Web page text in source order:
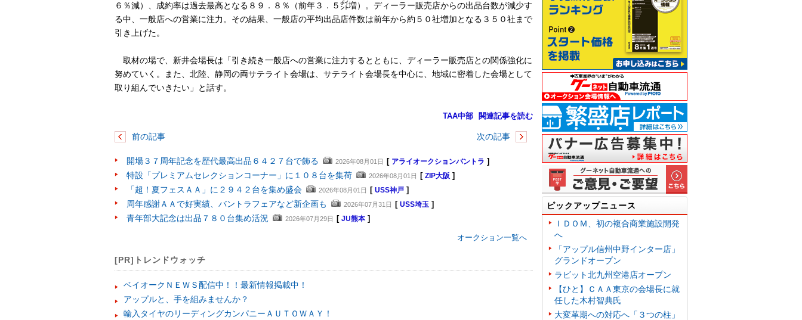
６％減）、成約率は過去最高となる８９．８％（前年３．５㌽増）。ディーラー販売店からの出品台数が減少す
る中、一般店への営業に注力。その結果、一般店の平均出品店件数は前年から約５０社増加となる３５０社まで
引き上げた。
取材の場で、新井会場長は「引き続き一般店への営業に注力するとともに、ディーラー販売店との関係強化に
努めていく。また、北陸、静岡の両サテライト会場は、サテライト会場長を中心に、地域に密着した会場として
取り組んでいきたい」と話す。
TAA中部 関連記事を読む
前の記事 次の記事
開場３７周年記念を歴代最高出品６４２７台で飾る 2026年08月01日 [ アライオークションバントラ ]
特設「プレミアムセレクションコーナー」に１０８台を集荷 2026年08月01日 [ ZIP大阪 ]
「超！夏フェスＡＡ」に２９４２台を集め盛会 2026年08月01日 [ USS神戸 ]
周年感謝ＡＡで好実績、バントラフェアなど新企画も 2026年07月31日 [ USS埼玉 ]
青年部大記念は出品７８０台集め活況 2026年07月29日 [ JU熊本 ]
オークション一覧へ
[PR]トレンドウォッチ
ベイオークＮＥＷＳ配信中！！最新情報掲載中！
アップルと、手を組みませんか？
輸入タイヤのリーディングカンパニーＡＵＴＯＷＡＹ！
ピックアップニュース
ＩＤＯＭ、初の複合商業施設開発
へ
「アップル信州中野インター店」
グランドオープン
ラビット北九州空港店オープン
【ひと】ＣＡＡ東京の会場長に就
任した木村智典氏
大変革期への対応へ「３つの柱」